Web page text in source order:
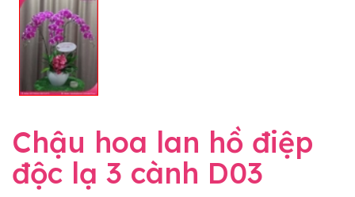
Chậu hoa lan hồ điệp
độc lạ 3 cành D03